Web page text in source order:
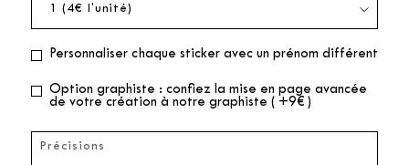
Personnaliser chaque sticker avec un prénom différent
Option graphiste : confiez la mise en page avancée
de votre création à notre graphiste ( +9€ )